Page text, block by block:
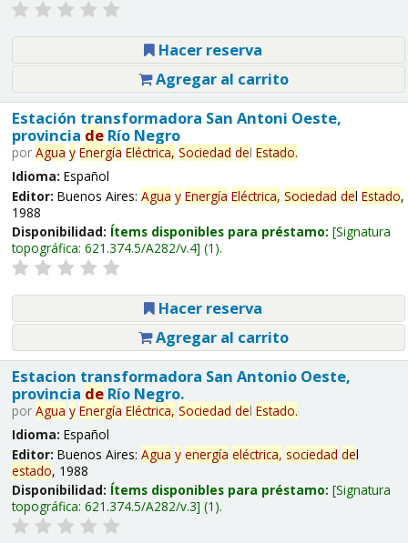
Hacer reserva
Agregar al carrito
Estación transformadora San Antoni Oeste,
provincia deRío Negro
por Agua y Energía Eléctrica, Sociedad del Estado.
Idioma: Español
Editor: Buenos Aires: Agua y Energía Eléctrica, Sociedad del Estado,
1988
Disponibilidad: Ítems disponibles para préstamo: Signatura
topográfica: 621.374.5/A282/v.4 (1).
Hacer reserva
Agregar al carrito
Estacion transformadora San Antonio Oeste,
provincia deRío Negro.
por Agua y Energía Eléctrica, Sociedad del Estado.
Idioma: Español
Editor: Buenos Aires: Agua y energía eléctrica, sociedad del
estado, 1988
Disponibilidad: Ítems disponibles para préstamo: Signatura
topográfica: 621.374.5/A282/v.3 (1).